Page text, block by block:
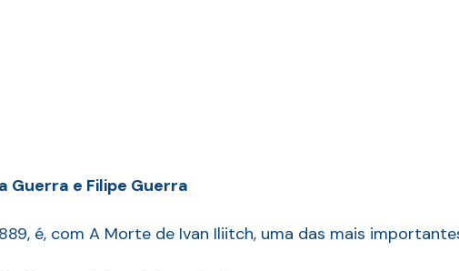
Guerra e Filipe Guerra
é, com A Morte de Ivan Iliitch, uma das mais